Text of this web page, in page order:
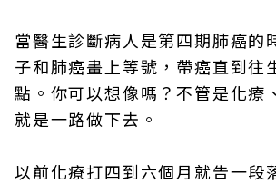
當醫生診斷病人是第四期肺癌的
子和肺癌畫上等號，帶癌直到往
點。你可以想像嗎？不管是化療
就是一路做下去。
以前化療打四到六個月就告一段